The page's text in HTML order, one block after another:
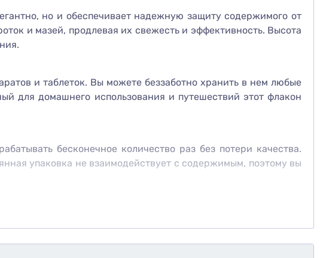
но и обеспечивает надежную защиту содержимого от
и мазей, продлевая их свежесть и эффективность. Высота
и таблеток. Вы можете беззаботно хранить в нем любые
для домашнего использования и путешествий этот флакон
бесконечное количество раз без потери качества.
упаковка не взаимодействует с содержимым, поэтому вы
Благодаря его универсальному дизайну, вы сможете с
компактным размерам флакон легко вписывается в любой